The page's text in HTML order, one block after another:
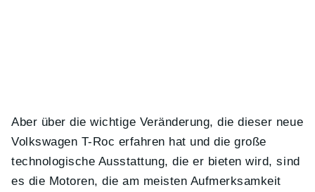
Aber über die wichtige Veränderung, die dieser neue
Volkswagen T-Roc erfahren hat und die große
technologische Ausstattung, die er bieten wird, sind
es die Motoren, die am meisten Aufmerksamkeit